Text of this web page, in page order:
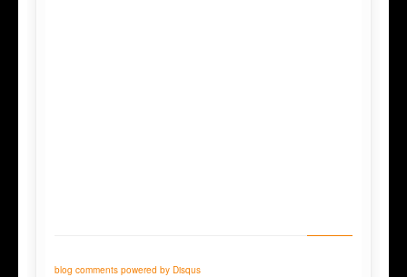
blog comments powered by Disqus